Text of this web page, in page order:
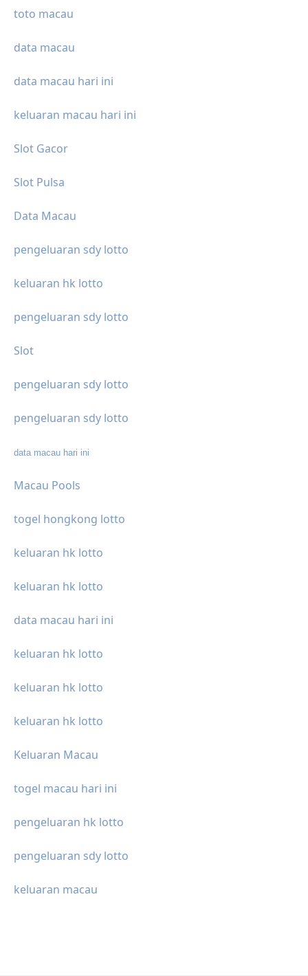
toto macau
data macau
data macau hari ini
keluaran macau hari ini
Slot Gacor
Slot Pulsa
Data Macau
pengeluaran sdy lotto
keluaran hk lotto
pengeluaran sdy lotto
Slot
pengeluaran sdy lotto
pengeluaran sdy lotto
data macau hari ini
Macau Pools
togel hongkong lotto
keluaran hk lotto
keluaran hk lotto
data macau hari ini
keluaran hk lotto
keluaran hk lotto
keluaran hk lotto
Keluaran Macau
togel macau hari ini
pengeluaran hk lotto
pengeluaran sdy lotto
keluaran macau